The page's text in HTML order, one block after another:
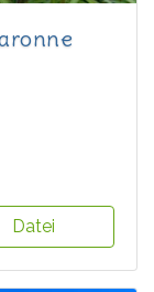
Datei